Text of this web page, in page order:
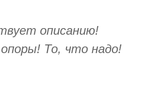
описанию!
То, что надо!